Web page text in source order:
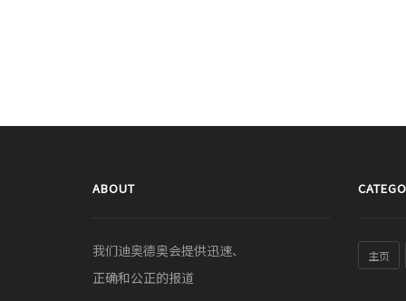
ABOUT
我们迪奥德奥会提供迅速、
正确和公正的报道
主页